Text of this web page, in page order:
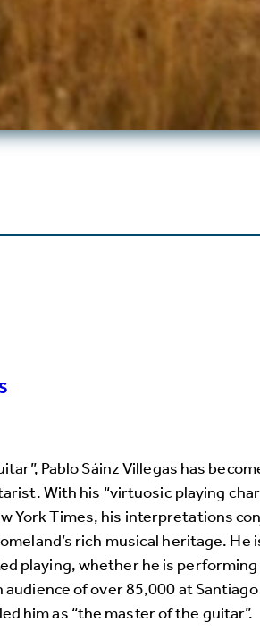
Pablo Sáinz Villegas has
With his “virtuosic playing
York Times, his interpretations
rich musical heritage. He
playing, whether he is
of over 85,000 at
him as “the master of the guitar”.